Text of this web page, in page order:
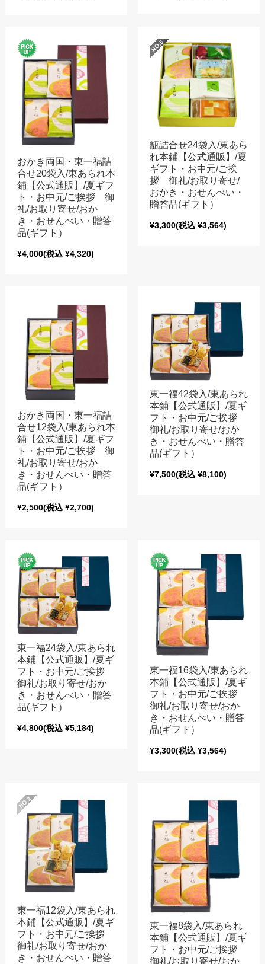
おかき両国・東一福詰
合せ20袋入/東あられ本
鋪【公式通販】/夏ギフ
ト・お中元/ご挨拶 御
礼/お取り寄せ/おか
き・おせんべい・贈答
品(ギフト）
¥4,000(税込 ¥4,320)
甑詰合せ24袋入/東あら
れ本鋪【公式通販】/夏
ギフト・お中元/ご挨
拶 御礼/お取り寄せ/
おかき・おせんべい・
贈答品(ギフト）
¥3,300(税込 ¥3,564)
おかき両国・東一福詰
合せ12袋入/東あられ本
鋪【公式通販】/夏ギフ
ト・お中元/ご挨拶 御
礼/お取り寄せ/おか
き・おせんべい・贈答
品(ギフト）
¥2,500(税込 ¥2,700)
東一福42袋入/東あられ
本鋪【公式通販】/夏ギ
フト・お中元/ご挨拶
御礼/お取り寄せ/おか
き・おせんべい・贈答
品(ギフト）
¥7,500(税込 ¥8,100)
東一福24袋入/東あられ
本鋪【公式通販】/夏ギ
フト・お中元/ご挨拶
御礼/お取り寄せ/おか
き・おせんべい・贈答
品(ギフト）
¥4,800(税込 ¥5,184)
東一福16袋入/東あられ
本鋪【公式通販】/夏ギ
フト・お中元/ご挨拶
御礼/お取り寄せ/おか
き・おせんべい・贈答
品(ギフト）
¥3,300(税込 ¥3,564)
東一福12袋入/東あられ
本鋪【公式通販】/夏ギ
フト・お中元/ご挨拶
御礼/お取り寄せ/おか
き・おせんべい・贈答
東一福8袋入/東あられ
本鋪【公式通販】/夏ギ
フト・お中元/ご挨拶
御礼/お取り寄せ/おか